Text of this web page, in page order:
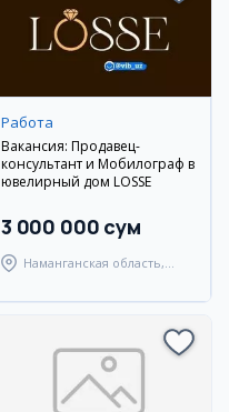
Работа
Вакансия: Продавец-
консультант и Мобилограф в
ювелирный дом LOSSE
3 000 000 сум
Наманганская область,